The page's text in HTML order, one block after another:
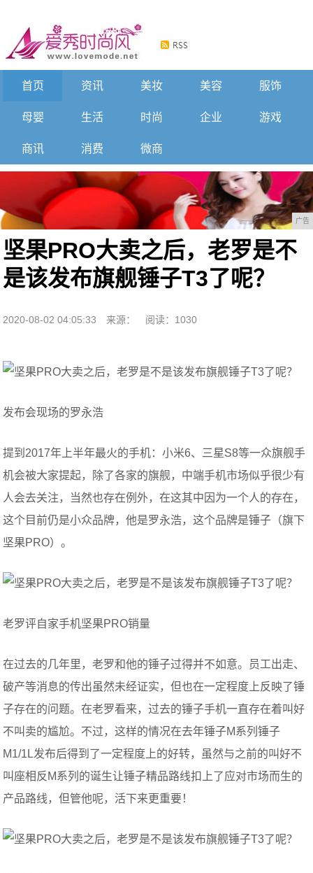
首页 资讯 美妆 美容 服饰
母婴 生活 时尚 企业 游戏
商讯 消费 微商
广告
坚果PRO大卖之后，老罗是不
是该发布旗舰锤子T3了呢？
2020-08-02 04:05:33 来源： 阅读：1030
发布会现场的罗永浩
提到2017年上半年最火的手机：小米6、三星S8等一众旗舰手
机会被大家提起，除了各家的旗舰，中端手机市场似乎很少有
人会去关注，当然也存在例外，在这其中因为一个人的存在，
这个目前仍是小众品牌，他是罗永浩，这个品牌是锤子（旗下
坚果PRO）。
老罗评自家手机坚果PRO销量
在过去的几年里，老罗和他的锤子过得并不如意。员工出走、
破产等消息的传出虽然未经证实，但也在一定程度上反映了锤
子存在的问题。在老罗看来，过去的锤子手机一直存在着叫好
不叫卖的尴尬。不过，这样的情况在去年锤子M系列锤子
M1/1L发布后得到了一定程度上的好转，虽然与之前的叫好不
叫座相反M系列的诞生让锤子精品路线扣上了应对市场而生的
产品路线，但管他呢，活下来更重要！